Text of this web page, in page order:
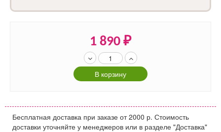
1 890 ₽
В корзину
Бесплатная доставка при заказе от 2000 р. Стоимость
доставки уточняйте у менеджеров или в разделе "Доставка"